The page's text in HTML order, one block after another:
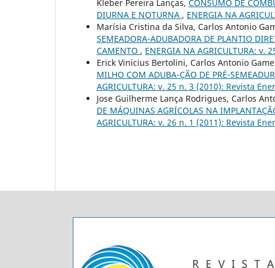
Kleber Pereira Lanças, CONSUMO DE
DIURNA E NOTURNA , ENERGIA NA
Marísia Cristina da Silva, Carlos Antonio
SEMEADORA-ADUBADORA DE PLANTIO
CAMENTO , ENERGIA NA AGRICULTURA:
Erick Vinicius Bertolini, Carlos Antonio
MILHO COM ADUBA-ÇÃO DE PRÉ-
AGRICULTURA: v. 25 n. 3 (2010): Revista
Jose Guilherme Lança Rodrigues, Carlos
DE MÁQUINAS AGRÍCOLAS NA
AGRICULTURA: v. 26 n. 1 (2011): Revista